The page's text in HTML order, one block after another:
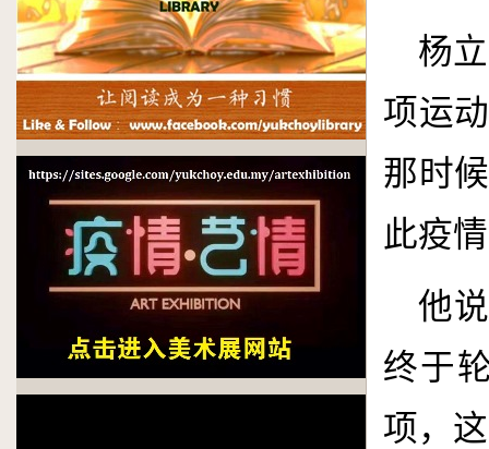
杨
项运
那时
此疫
他
终于
项，